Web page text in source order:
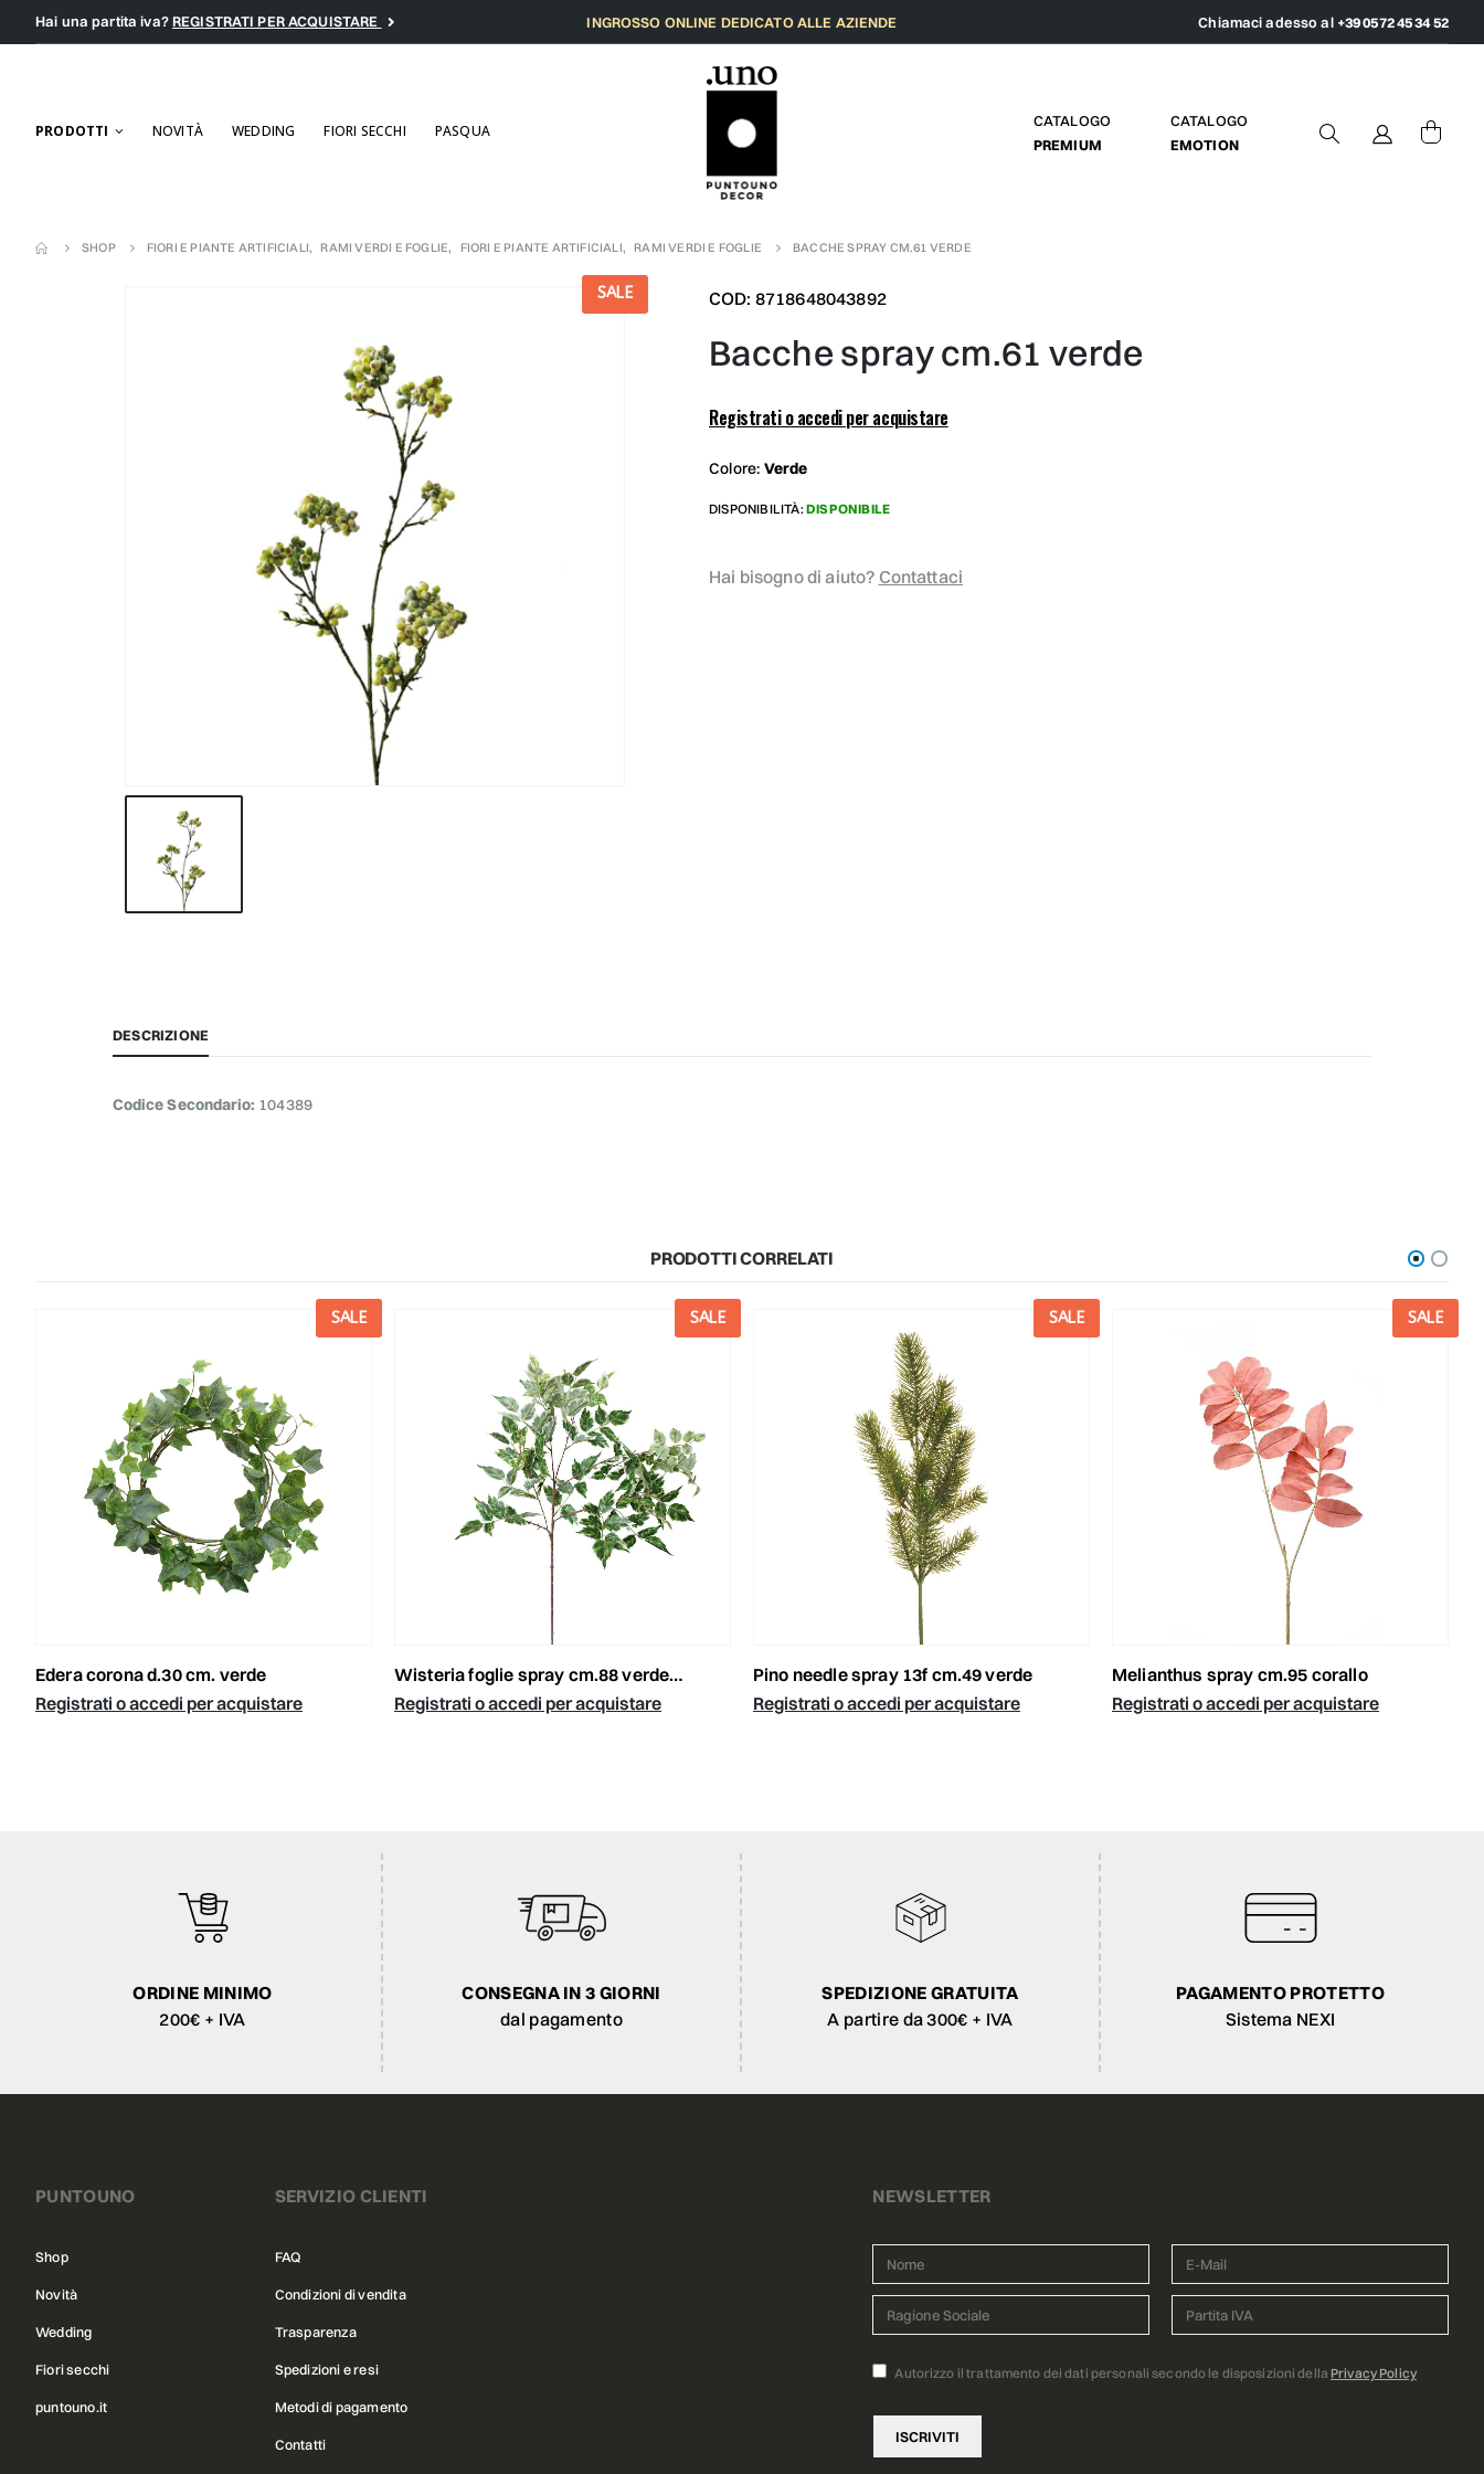
Hai una partita iva?REGISTRATI PER ACQUISTARE INGROSSO ONLINE DEDICATO ALLE AZIENDE Chiamaci adesso al +39 0572 45 34 52
PRODOTTI NOVITÀ WEDDING FIORI SECCHI PASQUA
CATALOGO
PREMIUM
CATALOGO
EMOTION
SHOP FIORI E PIANTE ARTIFICIALI, RAMI VERDI E FOGLIE, FIORI E PIANTE ARTIFICIALI, RAMI VERDI E FOGLIE BACCHE SPRAY CM.61 VERDE
SALE COD: 8718648043892
bacche spray cm.61 verde
Registrati o accedi per acquistare
Colore: Verde
DISPONIBILITÀ:DISPONIBILE
Hai bisogno di aiuto? Contattaci
DESCRIZIONE
Codice Secondario: 104389
PRODOTTI CORRELATI
SALE
edera corona d.30 cm. verde
Registrati o accedi per acquistare
SALE
wisteria foglie spray cm.88 verde variegato
Registrati o accedi per acquistare
SALE
pino needle spray 13f cm.49 verde
Registrati o accedi per acquistare
SALE
melianthus spray cm.95 corallo
Registrati o accedi per acquistare
ORDINE MINIMO
200€ + IVA
CONSEGNA IN 3 GIORNI
dal pagamento
SPEDIZIONE GRATUITA
A partire da 300€ + IVA
PAGAMENTO PROTETTO
Sistema NEXI
PUNTOUNO
Shop
Novità
Wedding
Fiori secchi
puntouno.it
SERVIZIO CLIENTI
FAQ
Condizioni di vendita
Trasparenza
Spedizioni e resi
Metodi di pagamento
Contatti
NEWSLETTER
Autorizzo il trattamento dei dati personali secondo le disposizioni della Privacy Policy